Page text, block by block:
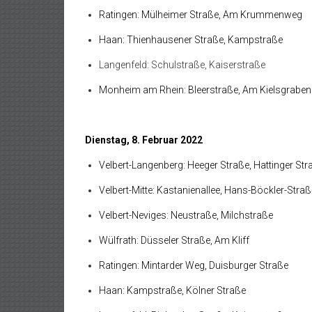
Ratingen: Mülheimer Straße, Am Krummenweg
Haan: Thienhausener Straße, Kampstraße
Langenfeld: Schulstraße, Kaiserstraße
Monheim am Rhein: Bleerstraße, Am Kielsgraben
Dienstag, 8. Februar 2022
Velbert-Langenberg: Heeger Straße, Hattinger
Velbert-Mitte: Kastanienallee, Hans-Böckler-
Velbert-Neviges: Neustraße, Milchstraße
Wülfrath: Düsseler Straße, Am Kliff
Ratingen: Mintarder Weg, Duisburger Straße
Haan: Kampstraße, Kölner Straße